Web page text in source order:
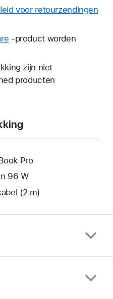
voor retourzendingen
Hierdoor
er
een
-product worden
zijn niet
producten
Pro
96 W
(2 m)